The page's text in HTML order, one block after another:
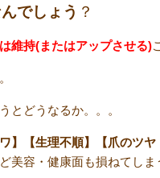
でしょう ？
維持(またはアップさせる)
とどうなるか。。。
】【生理不順】【爪のツヤ
美容・健康面も損ねてし